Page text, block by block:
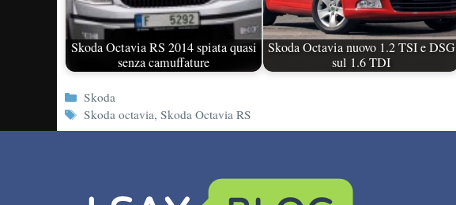
Skoda Octavia RS 2014 spiata quasi
senza camuffature
Skoda Octavia nuovo 1.2 TSI e DSG
sul 1.6 TDI
Categorie
Skoda
Tag
Skoda octavia,Skoda Octavia RS